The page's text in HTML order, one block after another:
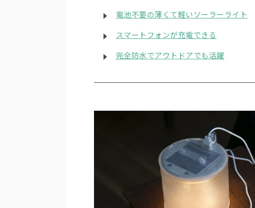
電池不要の薄くて軽いソーラーライト
スマートフォンが充電できる
完全防水でアウトドアでも活躍